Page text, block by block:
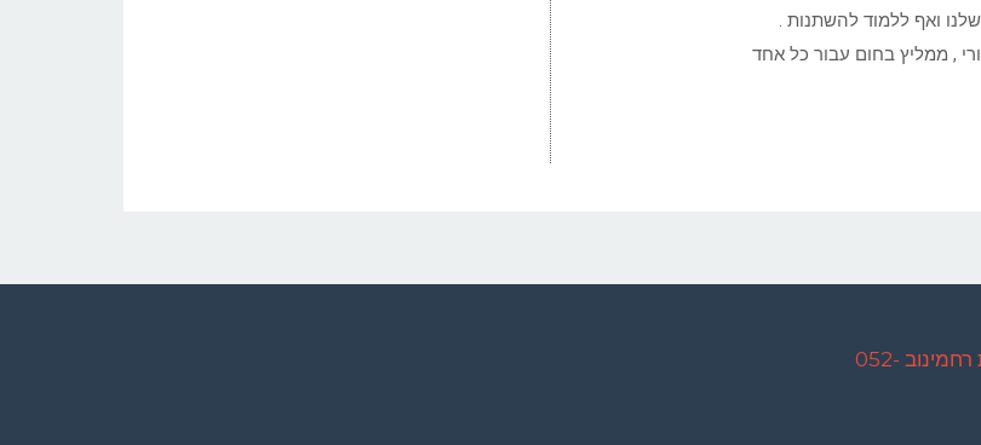
ואף ללמוד להשתנות .
, ממליץ בחום עבור כל אחד
ליצירת קשר עם רינת רחמינוב 052-